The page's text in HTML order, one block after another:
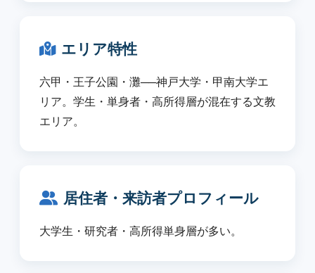
エリア特性
六甲・王子公園・灘──神戸大学・甲南大学エ
リア。学生・単身者・高所得層が混在する文教
エリア。
居住者・来訪者プロフィール
大学生・研究者・高所得単身層が多い。